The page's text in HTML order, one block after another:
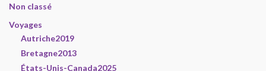
Non classé
Voyages
Autriche2019
Bretagne2013
États-Unis-Canada2025